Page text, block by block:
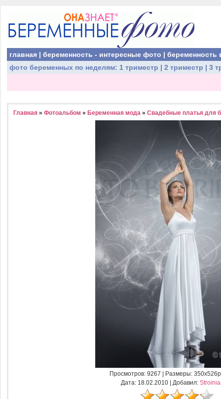
главная | беременность - интересные фото | беременность
фото беременных по неделям: 1 триместр | 2 триместр | 3
Главная » Фотоальбом » Беременная мода » Свадебные платья для
Просмотров: 9267 | Размеры:
Дата: 18.02.2010 | Добавил: